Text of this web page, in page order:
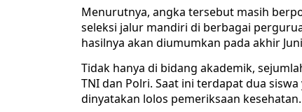
Menurutnya, angka tersebut masih
seleksi jalur mandiri di berbagai
hasilnya akan diumumkan pada akhir
Tidak hanya di bidang akademik,
TNI dan Polri. Saat ini terdapat dua
dinyatakan lolos pemeriksaan kesehatan.